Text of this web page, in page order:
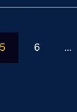
5 6 ...